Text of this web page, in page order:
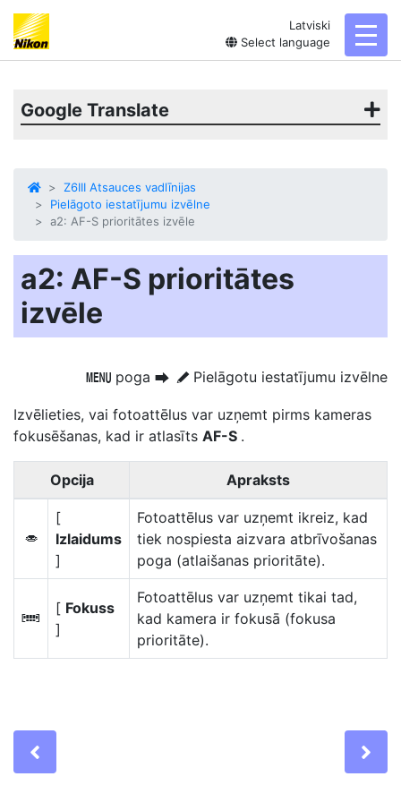
Latviski
Select language
Google Translate
Z6III Atsauces vadlīnijas
Pielāgoto iestatījumu izvēlne
a2: AF-S prioritātes izvēle
a2: AF-S prioritātes
izvēle
G poga U A Pielāgotu iestatījumu izvēlne
Izvēlieties, vai fotoattēlus var uzņemt pirms kameras
fokusēšanas, kad ir atlasīts AF-S .
Opcija Apraksts
G
[
Izlaidums
]
Fotoattēlus var uzņemt ikreiz, kad
tiek nospiesta aizvara atbrīvošanas
poga (atlaišanas prioritāte).
F
[ Fokuss
]
Fotoattēlus var uzņemt tikai tad,
kad kamera ir fokusā (fokusa
prioritāte).